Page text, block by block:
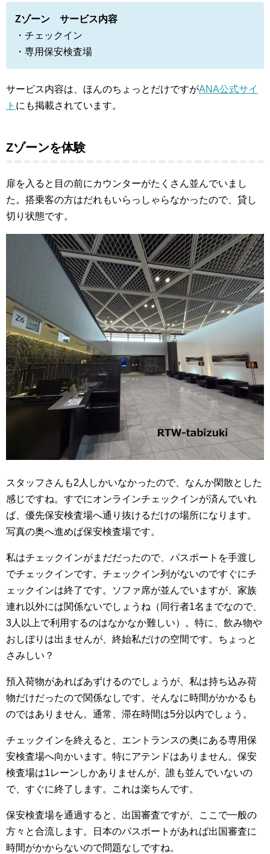
Zゾーン サービス内容
・チェックイン
・専用保安検査場
サービス内容は、ほんのちょっとだけですがANA公式サイ
ト にも掲載されています。
Zゾーンを体験
扉を入ると目の前にカウンターがたくさん並んでいまし
た。搭乗客の方はだれもいらっしゃらなかったので、貸し
切り状態です。
スタッフさんも2人しかいなかったので、なんか閑散とした
感じですね。すでにオンラインチェックインが済んでいれ
ば、優先保安検査場へ通り抜けるだけの場所になります。
写真の奥へ進めば保安検査場です。
私はチェックインがまだだったので、パスポートを手渡し
でチェックインです。チェックイン列がないのですぐにチ
ェックインは終了です。ソファ席が並んでいますが、家族
連れ以外には関係ないでしょうね（同行者1名までなので、
3人以上で利用するのはなかなか難しい）。特に、 飲み物や
おしぼりは出ませんが、終始私だけの空間です。ちょっと
さみしい？
預入荷物があればあずけるのでしょうが、私は持ち込み荷
物だけだったので関係なしです。そんなに時間がかかるも
のではありません。通常、滞在時間は5分以内でしょう。
チェックインを終えると、エントランスの奥にある専用保
安検査場へ向かいます。特にアテンドはありません。保安
検査場は1レーンしかありませんが、誰も並んでいないの
で、すぐに終了します。これは楽ちんです。
保安検査場を通過すると、出国審査ですが、ここで一般の
方々と合流します。日本のパスポートがあれば出国審査に
時間がかからないので問題なしですね。